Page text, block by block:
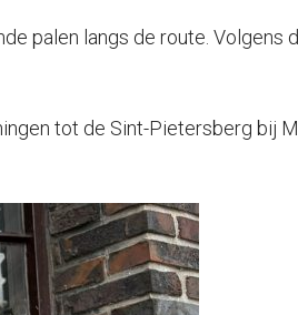
palen langs de route. Volgens
tot de Sint-Pietersberg bij